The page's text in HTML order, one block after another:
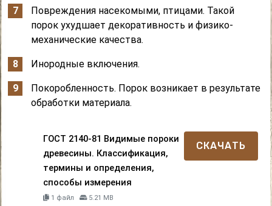
Повреждения насекомыми, птицами. Такой
порок ухудшает декоративность и физико-
механические качества.
Инородные включения.
Покоробленность. Порок возникает в результате
обработки материала.
ГОСТ 2140-81 Видимые пороки
древесины. Классификация,
термины и определения,
способы измерения
1 файл 5.21 MB
СКАЧАТЬ